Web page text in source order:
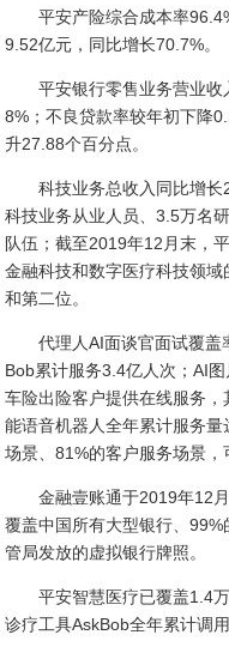
平安产险综合成本率
9.52亿元，同比增长70.7%。
平安银行零售业务营业收
8%；不良贷款率较年初下降
升27.88个百分点。
科技业务总收入同比增
科技业务从业人员、3.5万名
队伍；截至2019年12月末，
金融科技和数字医疗科技领
和第二位。
代理人AI面谈官面试覆
Bob累计服务3.4亿人次；AI
车险出险客户提供在线服务
能语音机器人全年累计服务
场景、81%的客户服务场景，
金融壹账通于2019年12
覆盖中国所有大型银行、
管局发放的虚拟银行牌照。
平安智慧医疗已覆盖1.4
诊疗工具AskBob全年累计调